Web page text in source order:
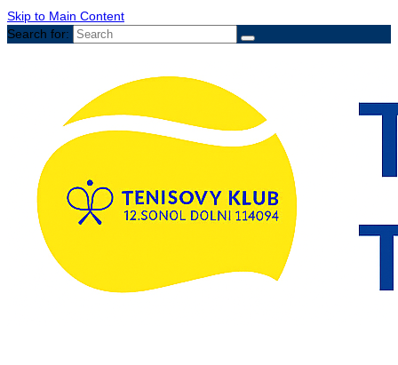
Skip to Main Content
Search for: